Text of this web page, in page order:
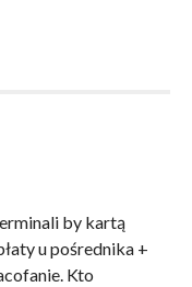
by kartą
u pośrednika +
Kto